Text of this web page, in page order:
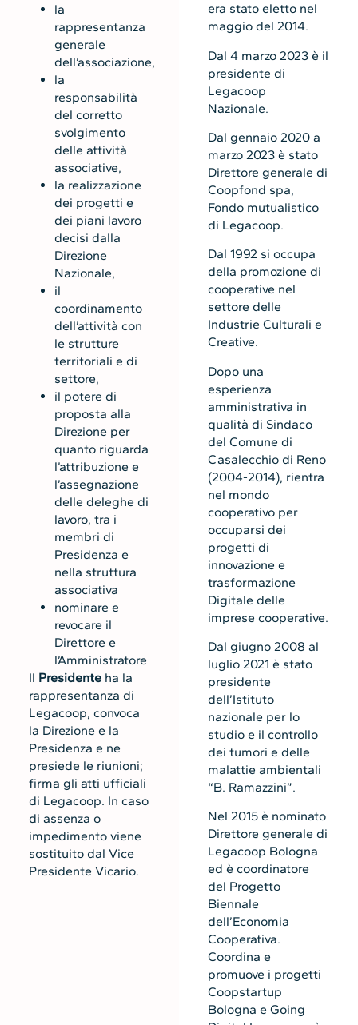
la
rappresentanza
generale
dell’associazione,
la
responsabilità
del corretto
svolgimento
delle attività
associative,
la realizzazione
dei progetti e
dei piani lavoro
decisi dalla
Direzione
Nazionale,
il
coordinamento
dell’attività con
le strutture
territoriali e di
settore,
il potere di
proposta alla
Direzione per
quanto riguarda
l’attribuzione e
l’assegnazione
delle deleghe di
lavoro, tra i
membri di
Presidenza e
nella struttura
associativa
nominare e
revocare il
Direttore e
l’Amministratore
Il Presidenteha la
rappresentanza di
Legacoop, convoca
la Direzione e la
Presidenza e ne
presiede le riunioni;
firma gli atti ufficiali
di Legacoop. In caso
di assenza o
impedimento viene
sostituito dal Vice
Presidente Vicario.
era stato eletto nel
maggio del 2014.
Dal 4 marzo 2023 è il
presidente di
Legacoop
Nazionale.
Dal gennaio 2020 a
marzo 2023 è stato
Direttore generale di
Coopfond spa,
Fondo mutualistico
di Legacoop.
Dal 1992 si occupa
della promozione di
cooperative nel
settore delle
Industrie Culturali e
Creative.
Dopo una
esperienza
amministrativa in
qualità di Sindaco
del Comune di
Casalecchio di Reno
(2004-2014), rientra
nel mondo
cooperativo per
occuparsi dei
progetti di
innovazione e
trasformazione
Digitale delle
imprese cooperative.
Dal giugno 2008 al
luglio 2021 è stato
presidente
dell’Istituto
nazionale per lo
studio e il controllo
dei tumori e delle
malattie ambientali
“B. Ramazzini”.
Nel 2015 è nominato
Direttore generale di
Legacoop Bologna
ed è coordinatore
del Progetto
Biennale
dell’Economia
Cooperativa.
Coordina e
promuove i progetti
Coopstartup
Bologna e Going